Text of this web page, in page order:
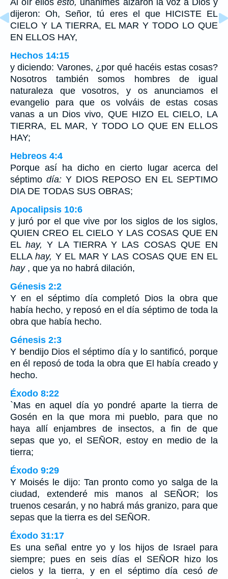
dijeron: Oh, Señor, tú eres el que HICISTE EL
CIELO Y LA TIERRA, EL MAR Y TODO LO QUE
EN ELLOS HAY,
Hechos 14:15
y diciendo: Varones, ¿por qué hacéis estas cosas?
Nosotros también somos hombres de igual
naturaleza que vosotros, y os anunciamos el
evangelio para que os volváis de estas cosas
vanas a un Dios vivo, QUE HIZO EL CIELO, LA
TIERRA, EL MAR, Y TODO LO QUE EN ELLOS
HAY;
Hebreos 4:4
Porque así ha dicho en cierto lugar acerca del
séptimo día:Y DIOS REPOSO EN EL SEPTIMO
DIA DE TODAS SUS OBRAS;
Apocalipsis 10:6
y juró por el que vive por los siglos de los siglos,
QUIEN CREO EL CIELO Y LAS COSAS QUE EN
ELhay, Y LA TIERRA Y LAS COSAS QUE EN
ELLAhay, Y EL MAR Y LAS COSAS QUE EN EL
hay, que ya no habrá dilación,
Génesis 2:2
Y en el séptimo día completó Dios la obra que
había hecho, y reposó en el día séptimo de toda la
obra que había hecho.
Génesis 2:3
Y bendijo Dios el séptimo día y lo santificó, porque
en él reposó de toda la obra que El había creado y
hecho.
Éxodo 8:22
`Mas en aquel día yo pondré aparte la tierra de
Gosén en la que mora mi pueblo, para que no
haya allí enjambres de insectos, a fin de que
sepas que yo, el SEÑOR, estoy en medio de la
tierra;
Éxodo 9:29
Y Moisés le dijo: Tan pronto como yo salga de la
ciudad, extenderé mis manos al SEÑOR; los
truenos cesarán, y no habrá más granizo, para que
sepas que la tierra es del SEÑOR.
Éxodo 31:17
Es una señal entre yo y los hijos de Israel para
siempre; pues en seis días el SEÑOR hizo los
cielos y la tierra, y en el séptimo día cesó de